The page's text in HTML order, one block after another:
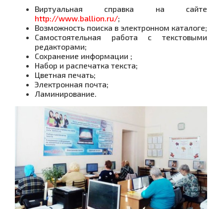
Виртуальная справка на сайте
http://www.ballion.ru/;
Возможность поиска в электронном каталоге;
Самостоятельная работа с текстовыми
редакторами;
Сохранение информации ;
Набор и распечатка текста;
Цветная печать;
Электронная почта;
Ламинирование.